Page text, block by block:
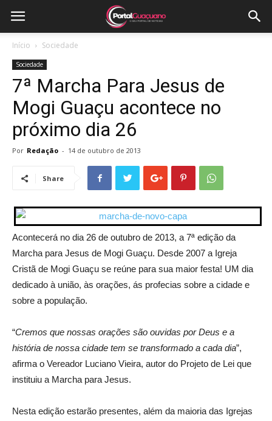
Início Sociedade
Sociedade
7ª Marcha Para Jesus de
Mogi Guaçu acontece no
próximo dia 26
Por Redação - 14 de outubro de 2013
Share
Acontecerá no dia 26 de outubro de 2013, a 7ª edição da
Marcha para Jesus de Mogi Guaçu. Desde 2007 a Igreja
Cristã de Mogi Guaçu se reúne para sua maior festa! UM dia
dedicado à união, às orações, ás profecias sobre a cidade e
sobre a população.
“Cremos que nossas orações são ouvidas por Deus e a
história de nossa cidade tem se transformado a cada dia”,
afirma o Vereador Luciano Vieira, autor do Projeto de Lei que
instituiu a Marcha para Jesus.
Nesta edição estarão presentes, além da maioria das Igrejas